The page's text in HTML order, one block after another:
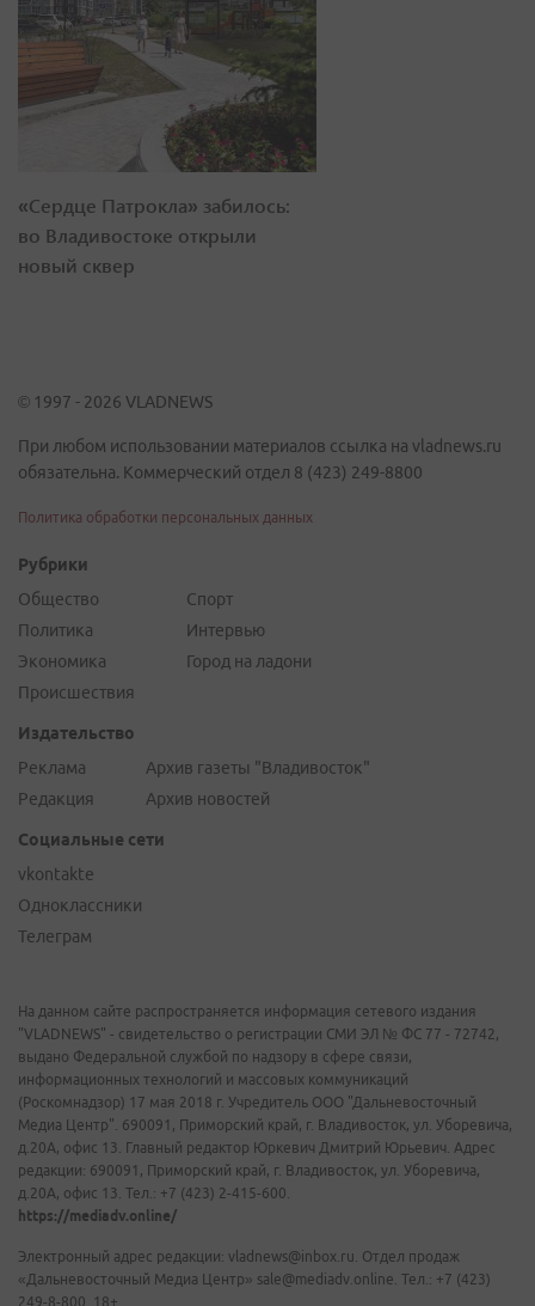
«Сердце Патрокла» забилось:
во Владивостоке открыли
новый сквер
© 1997 - 2026 VLADNEWS
При любом использовании материалов ссылка на vladnews.ru
обязательна. Коммерческий отдел 8 (423) 249-8800
Политика обработки персональных данных
Рубрики
Общество
Политика
Экономика
Происшествия
Спорт
Интервью
Город на ладони
Издательство
Реклама
Редакция
Архив газеты "Владивосток"
Архив новостей
Социальные сети
vkontakte
Одноклассники
Телеграм
На данном сайте распространяется информация сетевого издания
"VLADNEWS" - свидетельство о регистрации СМИ ЭЛ № ФС 77 - 72742,
выдано Федеральной службой по надзору в сфере связи,
информационных технологий и массовых коммуникаций
(Роскомнадзор) 17 мая 2018 г. Учредитель ООО "Дальневосточный
Медиа Центр". 690091, Приморский край, г. Владивосток, ул. Уборевича,
д.20А, офис 13. Главный редактор Юркевич Дмитрий Юрьевич. Адрес
редакции: 690091, Приморский край, г. Владивосток, ул. Уборевича,
д.20А, офис 13. Тел.: +7 (423) 2-415-600.
https://mediadv.online/
Электронный адрес редакции: vladnews@inbox.ru. Отдел продаж
«Дальневосточный Медиа Центр» sale@mediadv.online. Тел.: +7 (423)
249-8-800. 18+